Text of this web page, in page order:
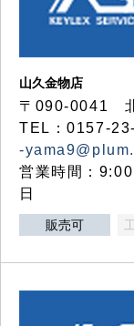
山久金物店
〒090-0041
TEL：0157-
-
営業時間：
日
販売可